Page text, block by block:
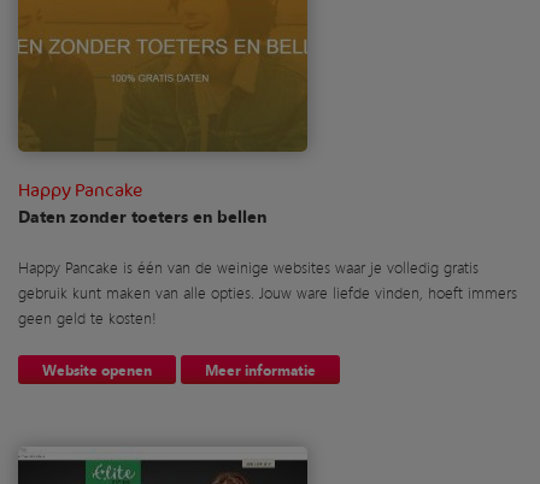
Happy Pancake
Daten zonder toeters en bellen
Happy Pancake is één van de weinige websites waar je volledig gratis
gebruik kunt maken van alle opties. Jouw ware liefde vinden, hoeft immers
geen geld te kosten!
Website openen Meer informatie